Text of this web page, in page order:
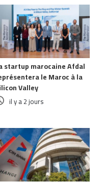
startup marocaine Afdal
le Maroc à la
Valley
il y a 2 jours